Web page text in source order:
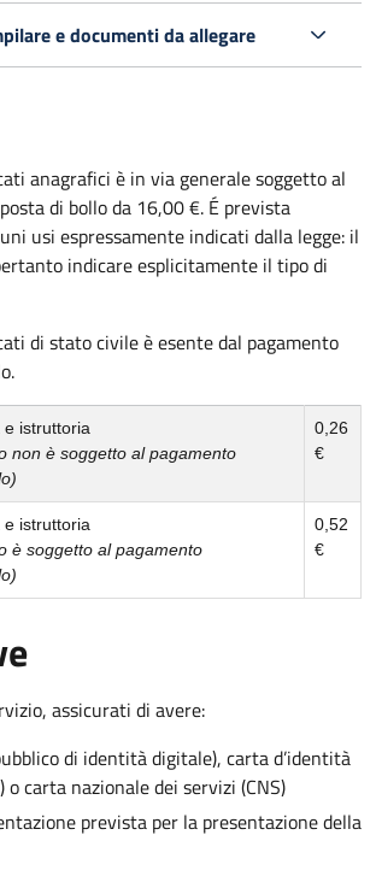
e documenti da allegare
anagrafici è in via generale soggetto al
di bollo da 16,00 €. É prevista
usi espressamente indicati dalla legge: il
indicare esplicitamente il tipo di
di stato civile è esente dal pagamento
e istruttoria
non è soggetto al pagamento
0,26
€
e istruttoria
è soggetto al pagamento
0,52
€
assicurati di avere:
di identità digitale), carta d’identità
o carta nazionale dei servizi (CNS)
prevista per la presentazione della